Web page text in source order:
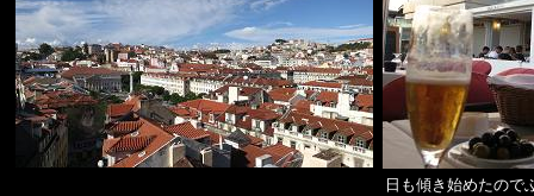
日も傾き始めたので